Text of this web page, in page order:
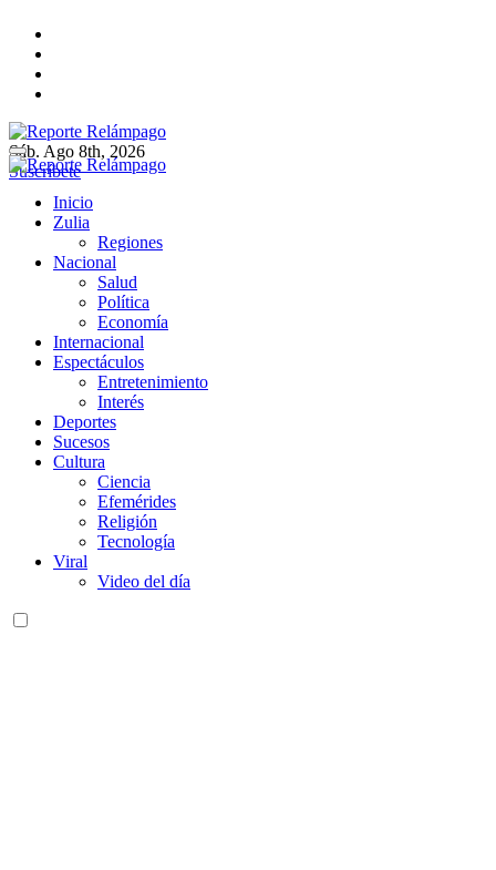
contenido
Reporte Relámpago
Claridad y rigor en cada noticia
Sáb. Ago 8th, 2026
Suscríbete
Reporte Relámpago
Claridad y rigor en cada noticia
Inicio
Zulia
Regiones
Nacional
Salud
Política
Economía
Internacional
Espectáculos
Entretenimiento
Interés
Deportes
Sucesos
Cultura
Ciencia
Efemérides
Religión
Tecnología
Viral
Video del día